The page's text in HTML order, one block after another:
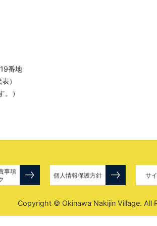
番地
）
）
事項
個人情報保護方針 サ
Copyright © Okinawa Nakijin Village. All